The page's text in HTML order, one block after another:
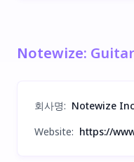
Notewize:
회사명: Notewize
Website: https://